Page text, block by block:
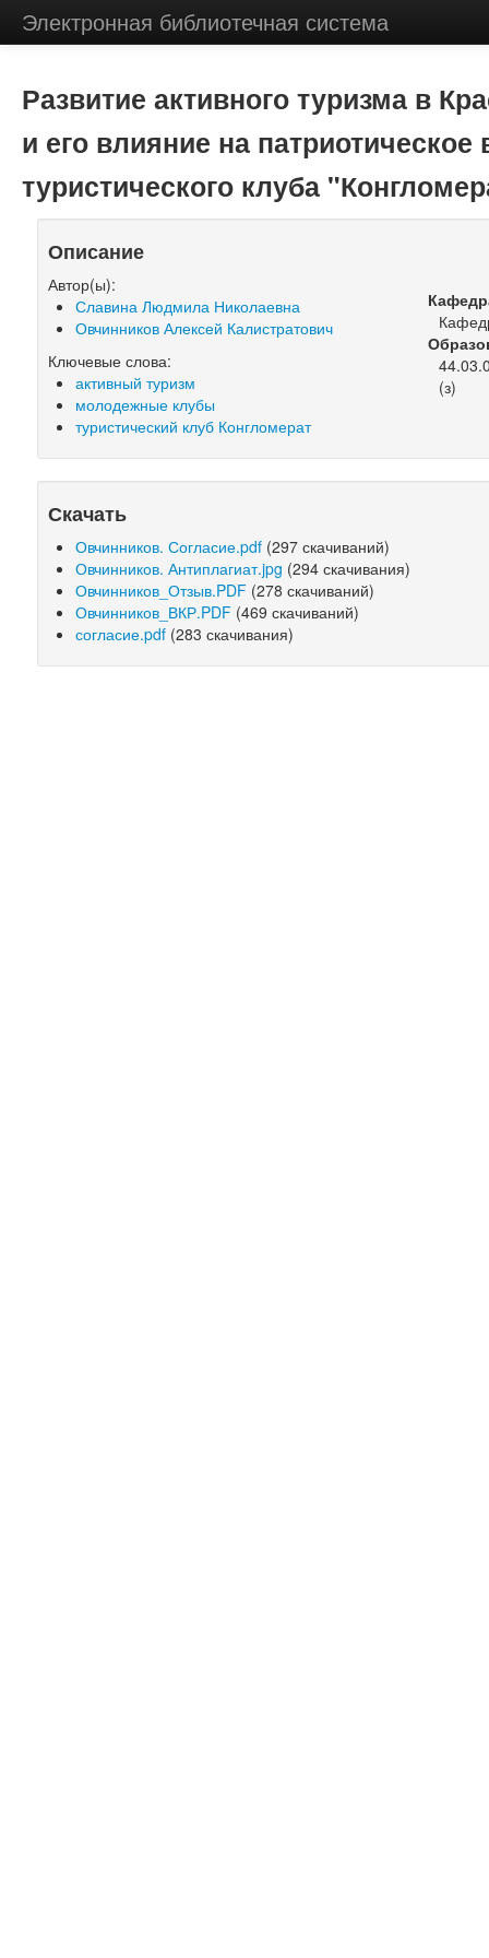
Электронная библиотечная система
Развитие активного туризма в
и его влияние на
туристического клуба
Описание
Автор(ы):
Славина Людмила Николаевна
Овчинников Алексей Калистратович
Ключевые слова:
активный туризм
молодежные клубы
туристический клуб Конгломерат
(з)
Скачать
Овчинников. Согласие.pdf (297 скачиваний)
Овчинников. Антиплагиат.jpg (294 скачивания)
Овчинников_Отзыв.PDF (278 скачиваний)
Овчинников_ВКР.PDF (469 скачиваний)
согласие.pdf (283 скачивания)